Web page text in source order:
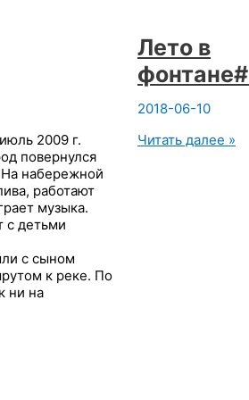
Лето в
2018-06-10
2009 г.
повернулся
набережной
работают
музыка.
с детьми
с сыном
к реке. По
ни на
Лето
Читать далее »